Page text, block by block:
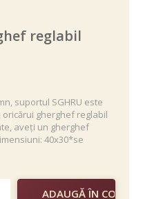
reglabil
suportul SGHRU este
gherghef reglabil
aveți un gherghef
40x30*se